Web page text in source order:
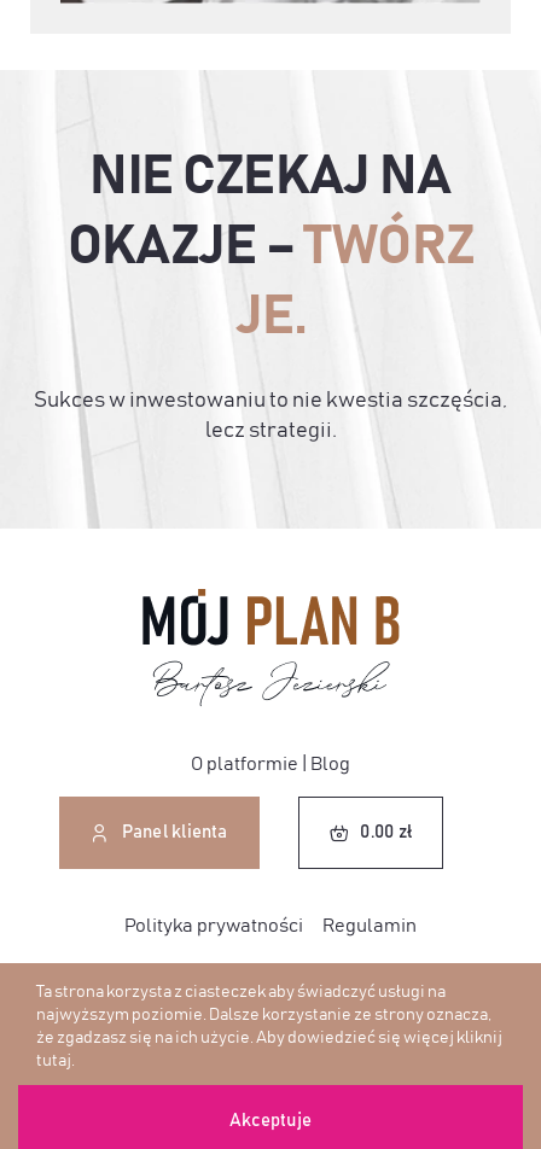
NIE CZEKAJ NA
OKAZJE –TWÓRZ
JE.
Sukces w inwestowaniu to nie kwestia szczęścia,
lecz strategii.
O platformie Blog
Panel klienta 0.00 zł
Polityka prywatności Regulamin
© Copyright - 2026 | Wszelkie prawa zastrzeżone
Ta strona korzysta z ciasteczek aby świadczyć usługi na
najwyższym poziomie. Dalsze korzystanie ze strony oznacza,
że zgadzasz się na ich użycie. Aby dowiedzieć się więcej kliknij
tutaj.
Akceptuje